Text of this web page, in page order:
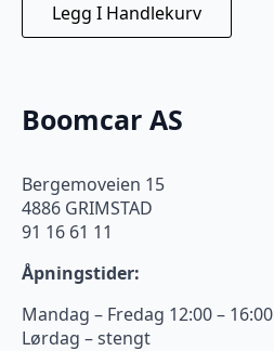
Legg I Handlekurv
Boomcar AS
Bergemoveien 15
4886 GRIMSTAD
91 16 61 11
Åpningstider:
Mandag – Fredag 12:00 – 16:00
Lørdag – stengt